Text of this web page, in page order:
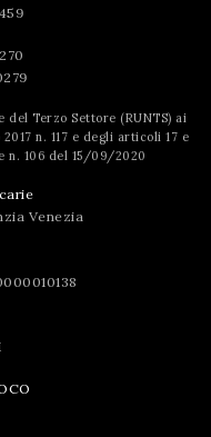
del Terzo Settore (RUNTS) ai
n. 117 e degli articoli 17 e
n. 106 del 15/09/2020
Venezia